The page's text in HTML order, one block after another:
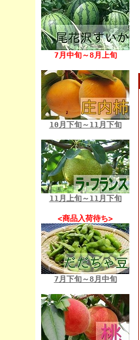
7月中旬～8月上旬
10月下旬～11月下旬
11月上旬～11月下旬
<商品入荷待ち>
7月下旬～8月中旬